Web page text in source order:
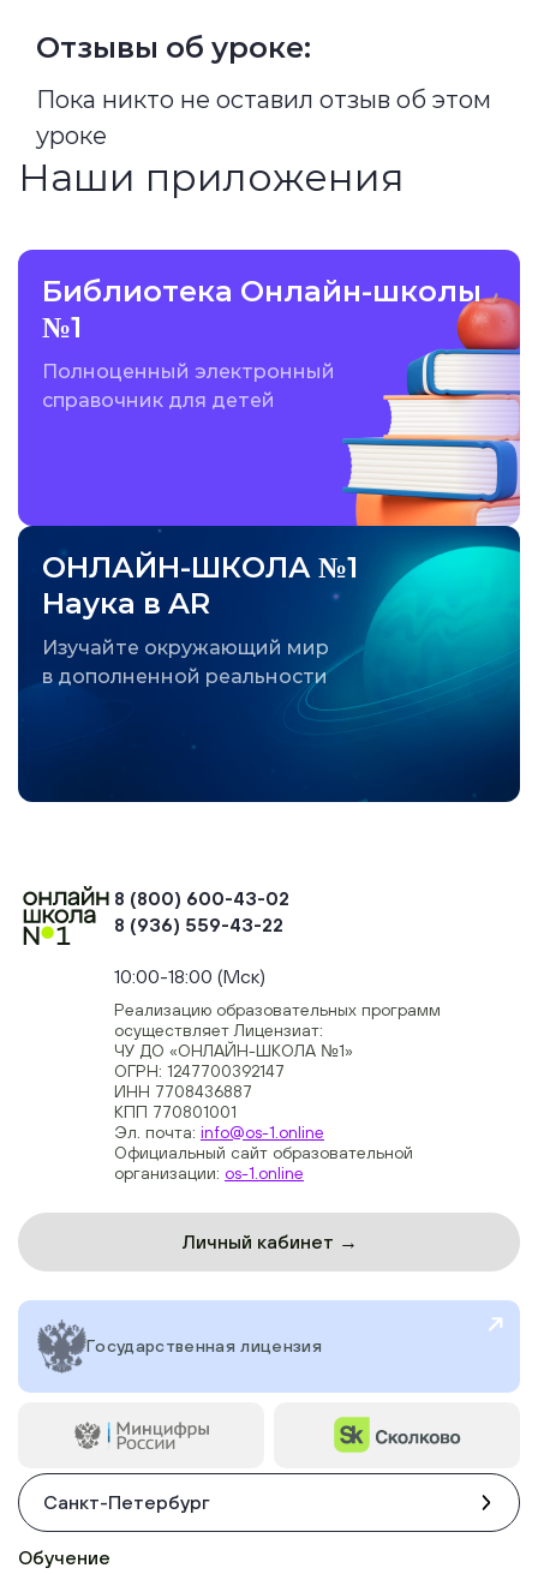
Отзывы об уроке:
Пока никто не оставил отзыв об этом
уроке
Наши приложения
Библиотека Онлайн-школы
№1
Полноценный электронный
справочник для детей
ОНЛАЙН-ШКОЛА №1
Наука в AR
Изучайте окружающий мир
в дополненной реальности
8 (800) 600-43-02
8 (936) 559-43-22
10:00-18:00 (Мск)
Реализацию образовательных программ
осуществляет Лицензиат:
ЧУ ДО «ОНЛАЙН-ШКОЛА №1»
ОГРН: 1247700392147
ИНН 7708436887
КПП 770801001
Эл. почта: info@os-1.online
Официальный сайт образовательной
организации: os-1.online
Личный кабинет →
Государственная лицензия
Санкт-Петербург
Обучение